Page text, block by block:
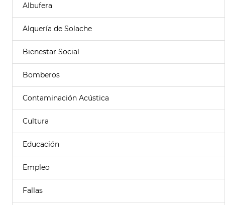
Albufera
Alquería de Solache
Bienestar Social
Bomberos
Contaminación Acústica
Cultura
Educación
Empleo
Fallas